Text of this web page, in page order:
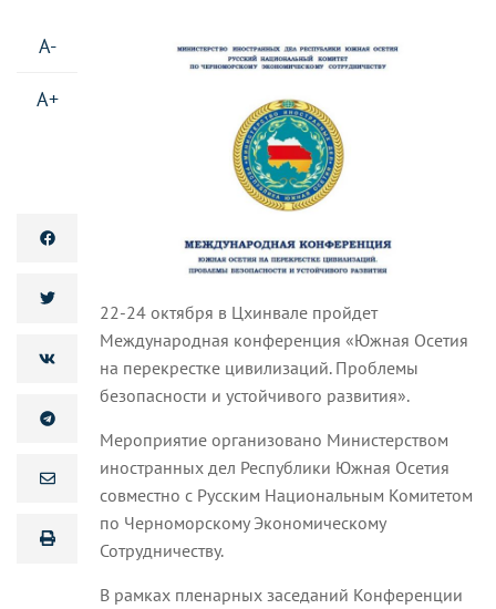
A-
A+
22-24 октября в Цхинвале пройдет
Международная конференция «Южная Осетия
на перекрестке цивилизаций. Проблемы
безопасности и устойчивого развития».
Мероприятие организовано Министерством
иностранных дел Республики Южная Осетия
совместно с Русским Национальным Комитетом
по Черноморскому Экономическому
Сотрудничеству.
В рамках пленарных заседаний Конференции